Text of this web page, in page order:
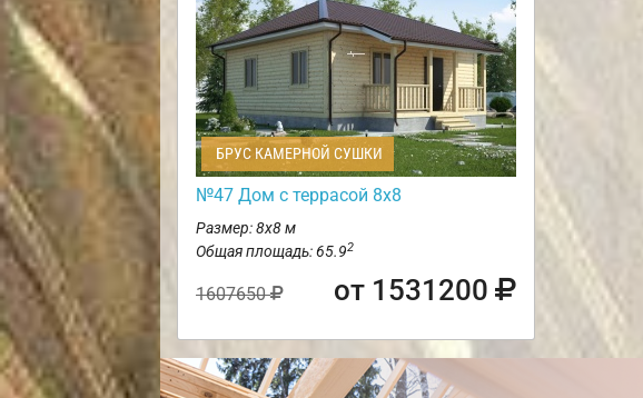
БРУС КАМЕРНОЙ СУШКИ
№47 Дом с террасой 8х8
Размер: 8х8 м
Общая площадь: 65.92
1607650 от 1531200